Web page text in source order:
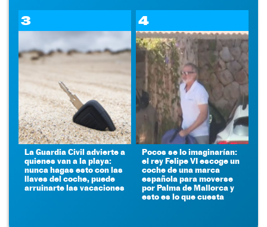
3
La Guardia Civil advierte a
quienes van a la playa:
nunca hagas esto con las
llaves del coche, puede
arruinarte las vacaciones
4
Pocos se lo imaginarían:
el rey Felipe VI escoge un
coche de una marca
española para moverse
por Palma de Mallorca y
esto es lo que cuesta